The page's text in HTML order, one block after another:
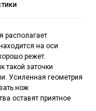
располагает
на оси
режет.
такой заточки
Усиленная геометрия
нож
оставят приятное